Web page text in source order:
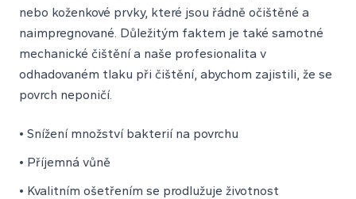
nebo koženkové prvky, které jsou řádně očištěné a
naimpregnované. Důležitým faktem je také samotné
mechanické čištění a naše profesionalita v
odhadovaném tlaku při čištění, abychom zajistili, že se
povrch neponičí.
• Snížení množství bakterií na povrchu
• Příjemná vůně
• Kvalitním ošetřením se prodlužuje životnost